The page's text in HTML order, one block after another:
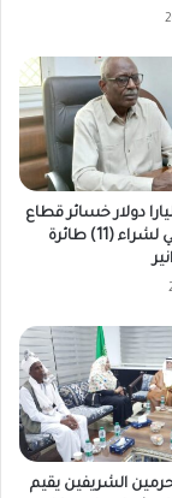
دولار خسائر قطاع
النقل ومساعي لشراء (11) طائرة
الشريفين يقيم